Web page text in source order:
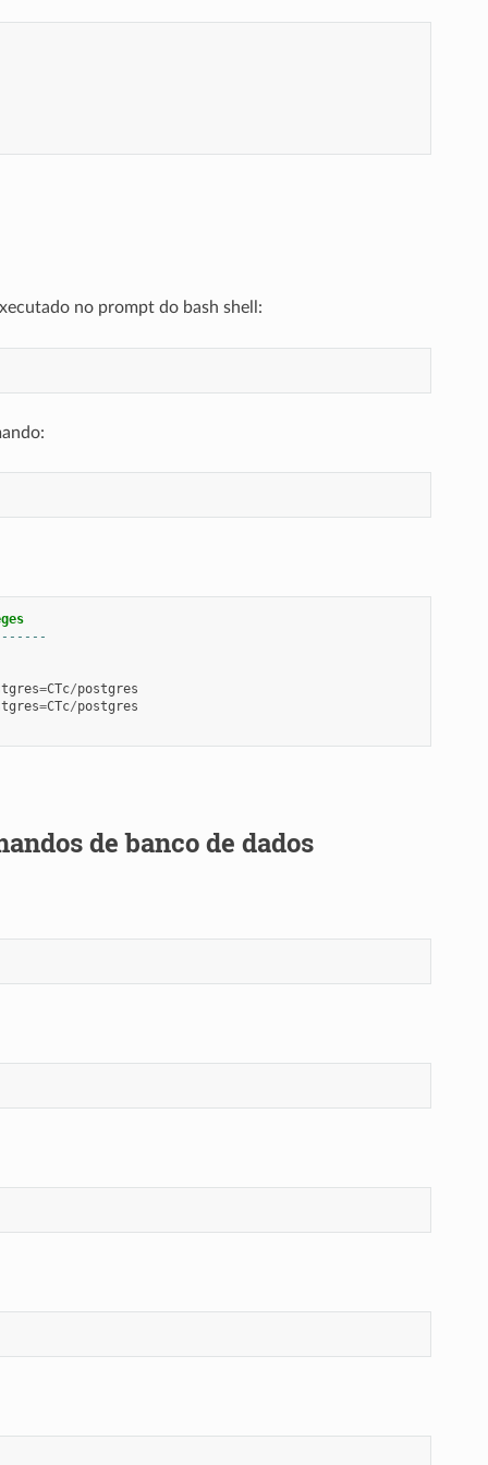
no prompt do bash shell:
=CTc/postgres
=CTc/postgres
de banco de dados